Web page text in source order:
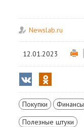
Newslab.ru
12.01.2023
Покупки
Финансы
Полезные штуки